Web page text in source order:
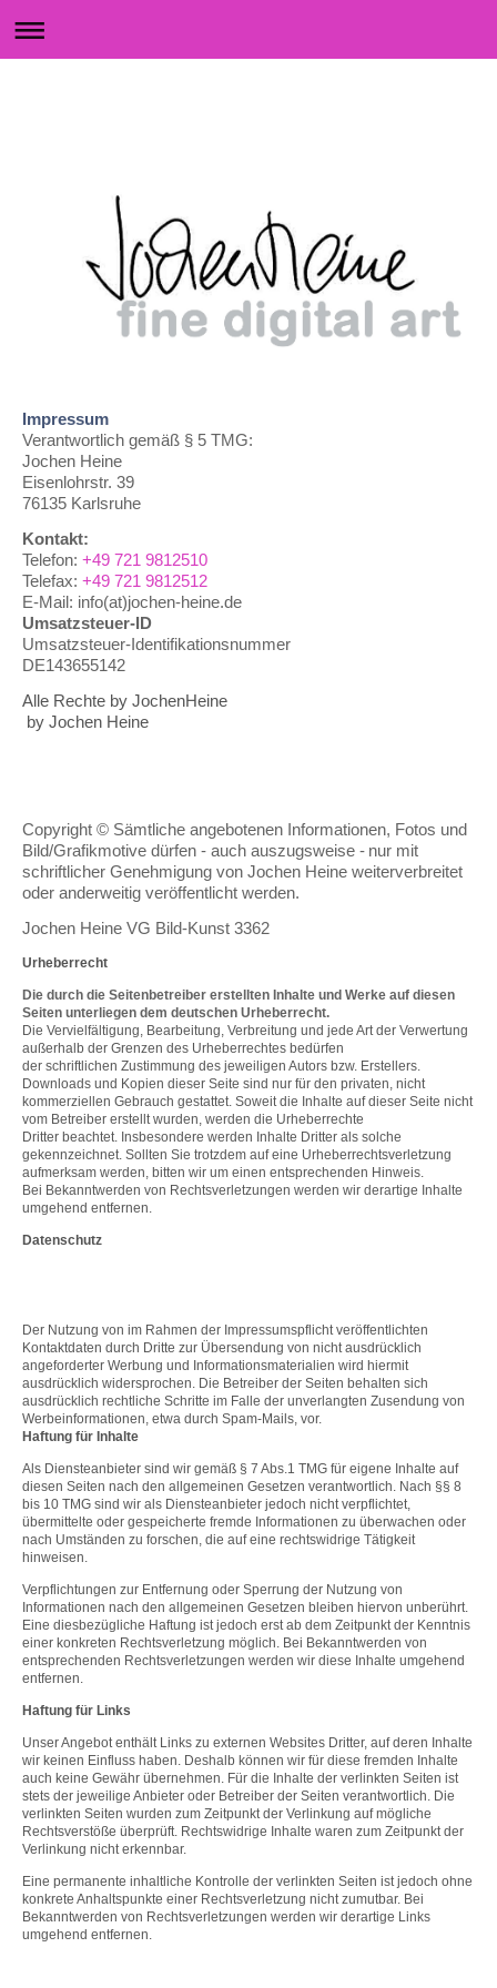
Impressum
Verantwortlich gemäß § 5 TMG:
Jochen Heine
Eisenlohrstr. 39
76135 Karlsruhe
Kontakt:
Telefon: +49 721 9812510
Telefax: +49 721 9812512
E-Mail: info(at)jochen-heine.de
Umsatzsteuer-ID
Umsatzsteuer-Identifikationsnummer
DE143655142
Alle Rechte by JochenHeine
by Jochen Heine
Copyright © Sämtliche angebotenen Informationen, Fotos und
Bild/Grafikmotive dürfen - auch auszugsweise - nur mit
schriftlicher Genehmigung von Jochen Heine weiterverbreitet
oder anderweitig veröffentlicht werden.
Jochen Heine VG Bild-Kunst 3362
Urheberrecht
Die durch die Seitenbetreiber erstellten Inhalte und Werke auf diesen
Seiten unterliegen dem deutschen Urheberrecht.
Die Vervielfältigung, Bearbeitung, Verbreitung und jede Art der Verwertung
außerhalb der Grenzen des Urheberrechtes bedürfen
der schriftlichen Zustimmung des jeweiligen Autors bzw. Erstellers.
Downloads und Kopien dieser Seite sind nur für den privaten, nicht
kommerziellen Gebrauch gestattet. Soweit die Inhalte auf dieser Seite nicht
vom Betreiber erstellt wurden, werden die Urheberrechte
Dritter beachtet. Insbesondere werden Inhalte Dritter als solche
gekennzeichnet. Sollten Sie trotzdem auf eine Urheberrechtsverletzung
aufmerksam werden, bitten wir um einen entsprechenden Hinweis.
Bei Bekanntwerden von Rechtsverletzungen werden wir derartige Inhalte
umgehend entfernen.
Datenschutz
Der Nutzung von im Rahmen der Impressumspflicht veröffentlichten
Kontaktdaten durch Dritte zur Übersendung von nicht ausdrücklich
angeforderter Werbung und Informationsmaterialien wird hiermit
ausdrücklich widersprochen. Die Betreiber der Seiten behalten sich
ausdrücklich rechtliche Schritte im Falle der unverlangten Zusendung von
Werbeinformationen, etwa durch Spam-Mails, vor.
Haftung für Inhalte
Als Diensteanbieter sind wir gemäß § 7 Abs.1 TMG für eigene Inhalte auf
diesen Seiten nach den allgemeinen Gesetzen verantwortlich. Nach §§ 8
bis 10 TMG sind wir als Diensteanbieter jedoch nicht verpflichtet,
übermittelte oder gespeicherte fremde Informationen zu überwachen oder
nach Umständen zu forschen, die auf eine rechtswidrige Tätigkeit
hinweisen.
Verpflichtungen zur Entfernung oder Sperrung der Nutzung von
Informationen nach den allgemeinen Gesetzen bleiben hiervon unberührt.
Eine diesbezügliche Haftung ist jedoch erst ab dem Zeitpunkt der Kenntnis
einer konkreten Rechtsverletzung möglich. Bei Bekanntwerden von
entsprechenden Rechtsverletzungen werden wir diese Inhalte umgehend
entfernen.
Haftung für Links
Unser Angebot enthält Links zu externen Websites Dritter, auf deren Inhalte
wir keinen Einfluss haben. Deshalb können wir für diese fremden Inhalte
auch keine Gewähr übernehmen. Für die Inhalte der verlinkten Seiten ist
stets der jeweilige Anbieter oder Betreiber der Seiten verantwortlich. Die
verlinkten Seiten wurden zum Zeitpunkt der Verlinkung auf mögliche
Rechtsverstöße überprüft. Rechtswidrige Inhalte waren zum Zeitpunkt der
Verlinkung nicht erkennbar.
Eine permanente inhaltliche Kontrolle der verlinkten Seiten ist jedoch ohne
konkrete Anhaltspunkte einer Rechtsverletzung nicht zumutbar. Bei
Bekanntwerden von Rechtsverletzungen werden wir derartige Links
umgehend entfernen.